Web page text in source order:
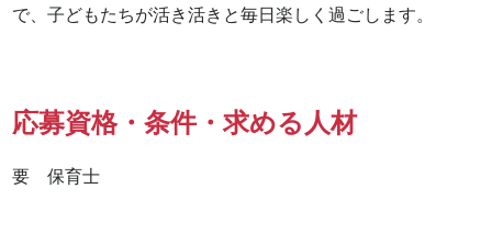
で、子どもたちが活き活きと毎日楽しく過ごします。
応募資格・条件・求める人材
要　保育士